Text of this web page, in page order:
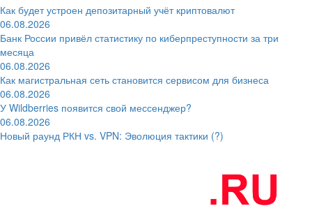
Как будет устроен депозитарный учёт криптовалют
06.08.2026
Банк России привёл статистику по киберпреступности за три
месяца
06.08.2026
Как магистральная сеть становится сервисом для бизнеса
06.08.2026
У Wildberries появится свой мессенджер?
06.08.2026
Новый раунд РКН vs. VPN: Эволюция тактики (?)